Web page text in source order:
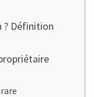
? Définition